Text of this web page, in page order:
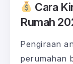
Cara
Rumah
Pengiraan
perumahan